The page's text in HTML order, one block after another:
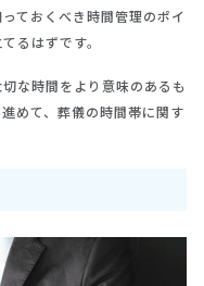
ておくべき時間管理のポイ
るはずです。
な時間をより意味のあるも
めて、葬儀の時間帯に関す